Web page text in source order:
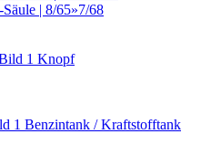
| 8/65»7/68
Knopf
Benzintank / Kraftstofftank